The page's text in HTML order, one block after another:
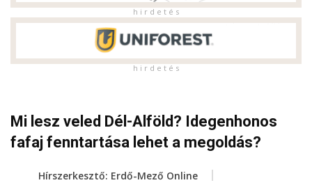
h i r d e t é s
h i r d e t é s
Mi lesz veled Dél-Alföld? Idegenhonos
fafaj fenntartása lehet a megoldás?
Hírszerkesztő: Erdő-Mező Online